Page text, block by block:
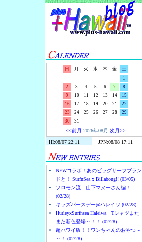
日 月 火 水 木 金
土
1
2
3 4 5 6 7
8
9
10 11 12 13 14
15
16
17 18 19 20 21
22
23
24 25 26 27 28
29
30
31
<<前月 2026年08月 次月>>
NEWコラボ！あのビッグサーフブラン
ドと！ SurfnSea x Billabong!! (03/05)
ソロモン流 山下マヌーさん編！
(02/28)
キッズバースデー@ハレイワ (02/28)
HurleyxSurfnsea Haleiwa Tシャツまた
また新色登場～！！ (02/28)
超ハワイ版！！ワンちゃんのおやつ～
～！ (02/28)